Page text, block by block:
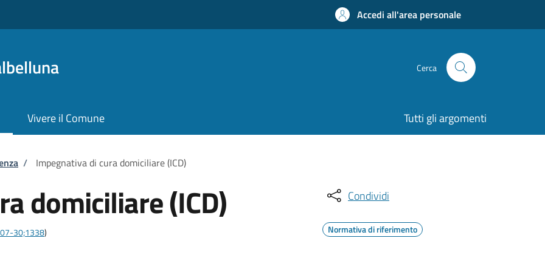
Accedi all'area personale
Cerca
Vivere il Comune Tutti gli argomenti
/ Impegnativa di cura domiciliare (ICD)
domiciliare (ICD)
07-30;1338)
Condividi
Normativa di riferimento